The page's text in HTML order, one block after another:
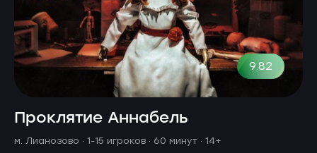
9.82
Проклятие Аннабель
м. Лианозово · 1-15 игроков · 60 минут · 14+